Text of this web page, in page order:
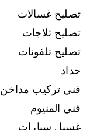
تصليح غسالات
تصليح ثلاجات
تصليح تلفونات
حداد
فني تركيب مداخن
فني المنيوم
غسيل سيارات